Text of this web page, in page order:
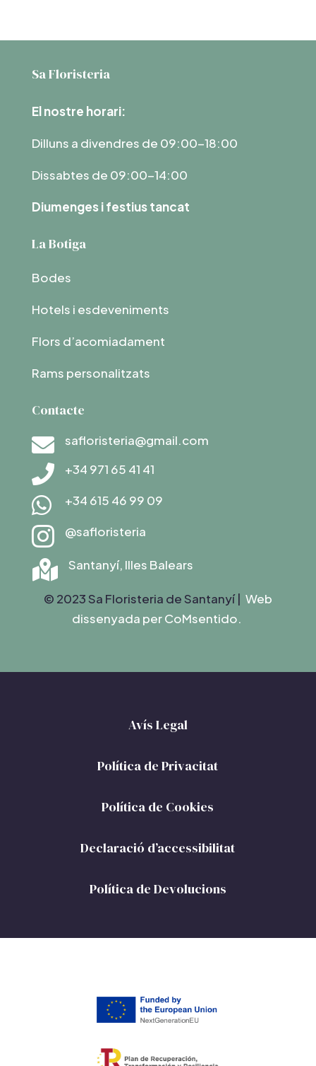
Sa Floristeria
El nostre horari:
Dilluns a divendres de 09:00-18:00
Dissabtes de 09:00-14:00
Diumenges i festius tancat
La Botiga
Bodes
Hotels i esdeveniments
Flors d’acomiadament
Rams personalitzats
Contacte
 safloristeria@gmail.com
 +34 971 65 41 41
 +34 615 46 99 09
 @safloristeria
 Santanyí, Illes Balears
© 2023 Sa Floristeria de Santanyí | Web
dissenyada per CoMsentido.
Avís Legal
Política de Privacitat
Política de Cookies
Declaració d’accessibilitat
Política de Devolucions